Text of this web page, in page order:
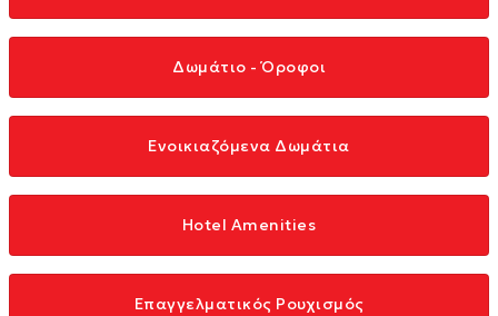
Δωμάτιο - Όροφοι
Ενοικιαζόμενα Δωμάτια
Hotel Amenities
Επαγγελματικός Ρουχισμός